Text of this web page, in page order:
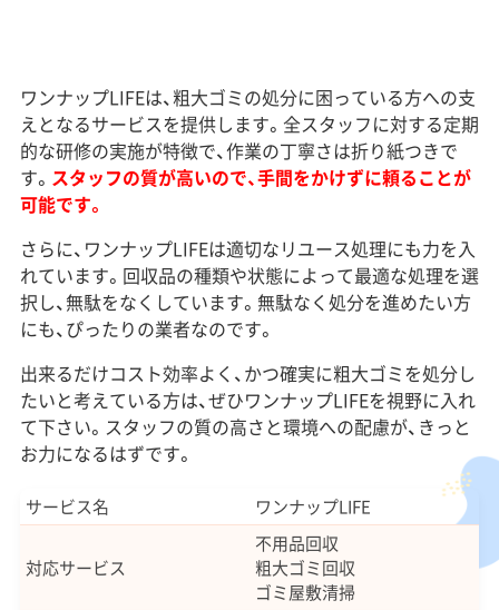
ワンナップLIFEは、粗大ゴミの処分に困っている方への支
えとなるサービスを提供します。全スタッフに対する定期
的な研修の実施が特徴で、作業の丁寧さは折り紙つきで
す。 スタッフの質が高いので、手間をかけずに頼ることが
可能です。
さらに、ワンナップLIFEは適切なリユース処理にも力を入
れています。回収品の種類や状態によって最適な処理を選
択し、無駄をなくしています。無駄なく処分を進めたい方
にも、ぴったりの業者なのです。
出来るだけコスト効率よく、かつ確実に粗大ゴミを処分し
たいと考えている方は、ぜひワンナップLIFEを視野に入れ
て下さい。スタッフの質の高さと環境への配慮が、きっと
お力になるはずです。
サービス名 ワンナップLIFE
対応サービス
不用品回収
粗大ゴミ回収
ゴミ屋敷清掃